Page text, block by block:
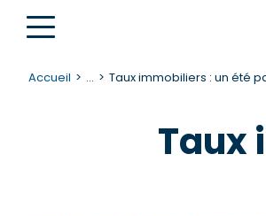
Accueil ... Taux immobiliers : un été
Taux